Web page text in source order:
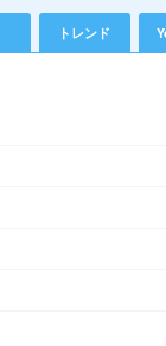
トレンド